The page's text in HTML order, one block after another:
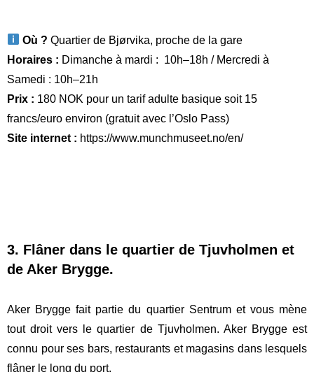
Où ? Quartier de Bjørvika, proche de la gare
Horaires : Dimanche à mardi : 10h–18h / Mercredi à
Samedi : 10h–21h
Prix : 180 NOK pour un tarif adulte basique soit 15
francs/euro environ (gratuit avec l’Oslo Pass)
Site internet : https://www.munchmuseet.no/en/
3. Flâner dans le quartier de Tjuvholmen et
de Aker Brygge.
Aker Brygge fait partie du quartier Sentrum et vous mène
tout droit vers le quartier de Tjuvholmen. Aker Brygge est
connu pour ses bars, restaurants et magasins dans lesquels
flâner le long du port.